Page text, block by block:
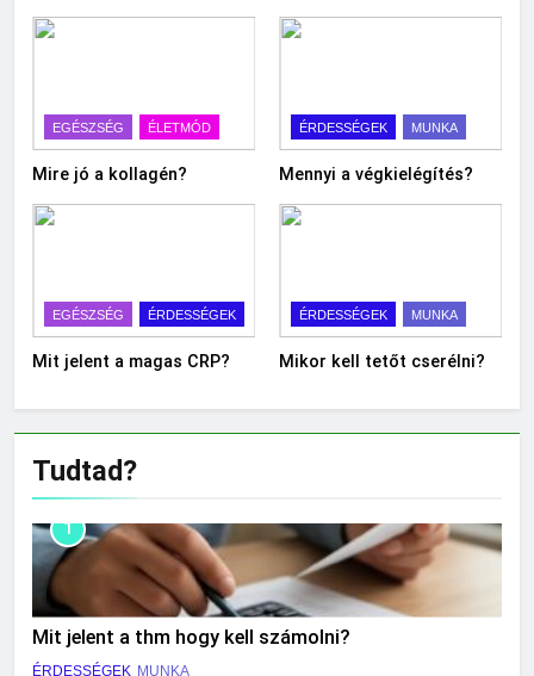
EGÉSZSÉG ÉLETMÓD
Mire jó a kollagén?
ÉRDESSÉGEK MUNKA
Mennyi a végkielégítés?
EGÉSZSÉG ÉRDESSÉGEK
Mit jelent a magas CRP?
ÉRDESSÉGEK MUNKA
Mikor kell tetőt cserélni?
Tudtad?
1
Mit jelent a thm hogy kell számolni?
ÉRDESSÉGEK MUNKA